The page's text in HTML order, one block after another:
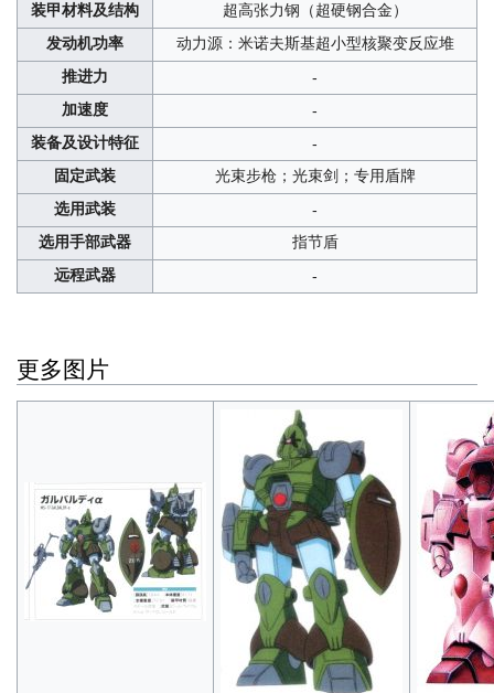
装甲材料及结构
超高张力钢（超硬钢合金）
发动机功率
动力源：米诺夫斯基超小型核聚变反应堆
推进力
-
加速度
-
装备及设计特征
-
固定武装
光束步枪；光束剑；专用盾牌
选用武装
-
选用手部武器
指节盾
远程武器
-
更多图片